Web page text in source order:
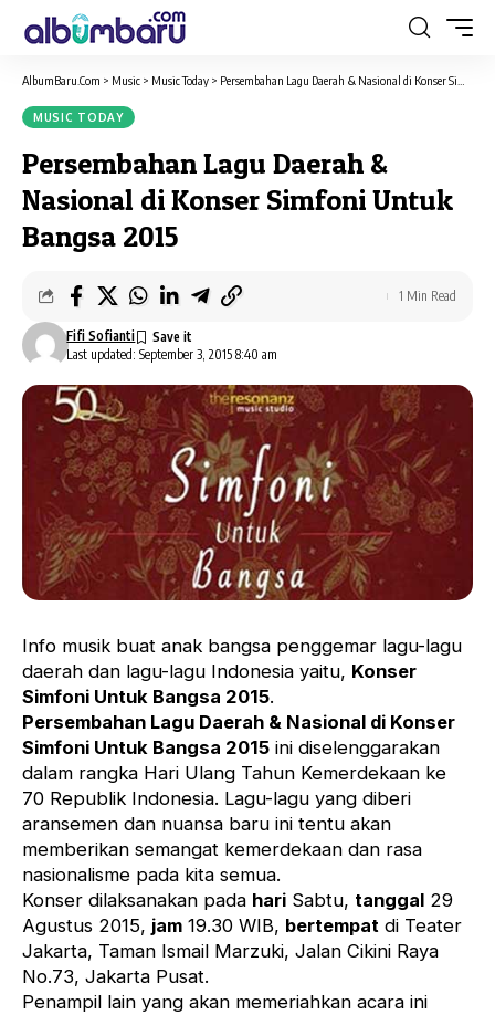
AlbumBaru.Com > Music > Music Today > Persembahan Lagu Daerah & Nasional di Konser Simfoni Untuk Bangsa 2015
MUSIC TODAY
Persembahan Lagu Daerah &
Nasional di Konser Simfoni Untuk
Bangsa 2015
Last updated: September 3, 2015 8:40 am
Fifi Sofianti
1 Min Read
Info musik buat anak bangsa penggemar lagu-lagu
daerah dan lagu-lagu Indonesia yaitu, Konser
Simfoni Untuk Bangsa 2015.
Persembahan Lagu Daerah & Nasional di Konser
Simfoni Untuk Bangsa 2015 ini diselenggarakan
dalam rangka Hari Ulang Tahun Kemerdekaan ke
70 Republik Indonesia. Lagu-lagu yang diberi
aransemen dan nuansa baru ini tentu akan
memberikan semangat kemerdekaan dan rasa
nasionalisme pada kita semua.
Konser dilaksanakan pada hari Sabtu, tanggal 29
Agustus 2015, jam 19.30 WIB, bertempat di Teater
Jakarta, Taman Ismail Marzuki, Jalan Cikini Raya
No.73, Jakarta Pusat.
Penampil lain yang akan memeriahkan acara ini